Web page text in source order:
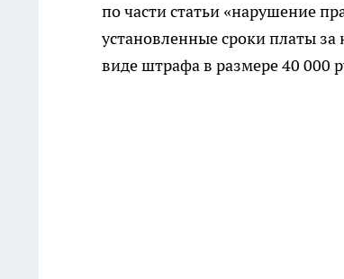
по части статьи «нарушение
установленные сроки платы
виде штрафа в размере 40 000